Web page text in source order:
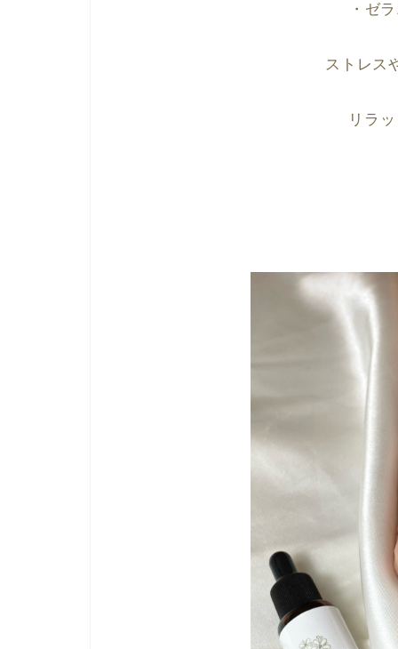
・ゼ
ストレス
リラ